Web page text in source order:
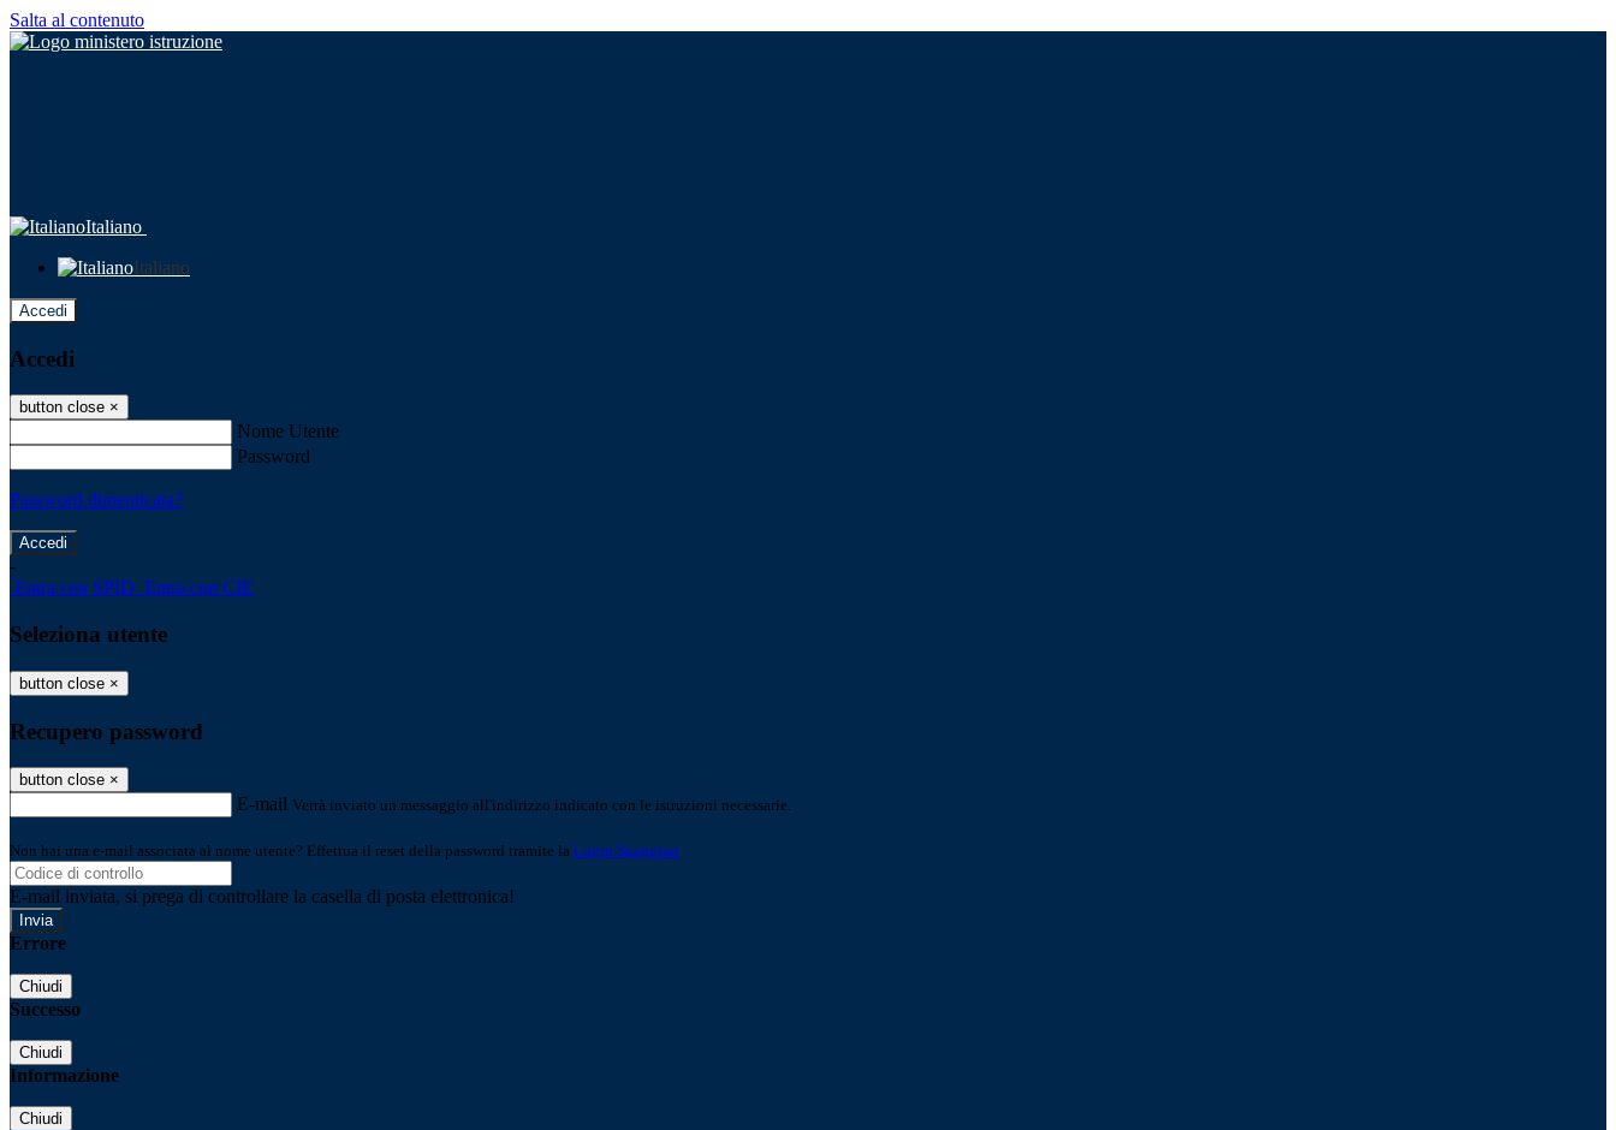
Salta al contenuto
Italiano
Italiano
Accedi
Accedi
button close ×
Nome Utente
Password
Password dimenticata?
-
Entra con SPID Entra con CIE
Seleziona utente
button close ×
Recupero password
button close ×
E-mail Verrà inviato un messaggio all'indirizzo indicato con le istruzioni necessarie.
Non hai una e-mail associata al nome utente? Effettua il reset della password tramite la Login Spaggiari
E-mail inviata, si prega di controllare la casella di posta elettronica!
Errore
Chiudi
Successo
Chiudi
Informazione
Chiudi